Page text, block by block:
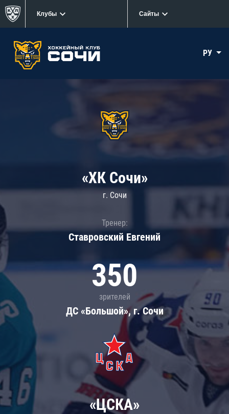
Клубы Сайты
РУ
«ХК Сочи»
г. Сочи
Тренер:
Ставровский Евгений
350
зрителей
ДС «Большой», г. Сочи
«ЦСКА»